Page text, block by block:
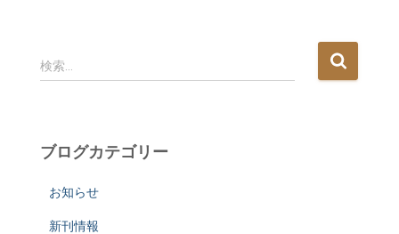
検
索
検索…
ブログカテゴリー
お知らせ
新刊情報